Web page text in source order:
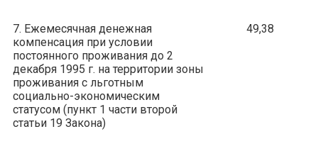
7. Ежемесячная денежная
компенсация при условии
постоянного проживания до 2
декабря 1995 г. на территории зоны
проживания с льготным
социально-экономическим
статусом (пункт 1 части второй
статьи 19 Закона)
49,38